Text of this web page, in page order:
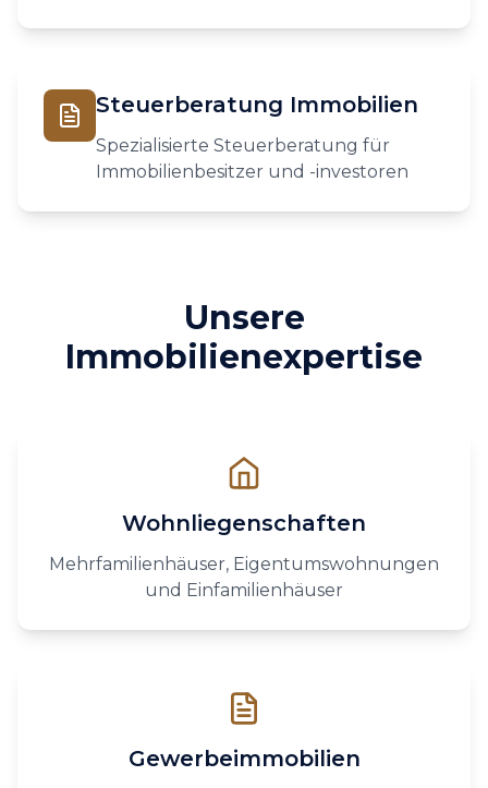
Steuerberatung Immobilien
Spezialisierte Steuerberatung für
Immobilienbesitzer und -investoren
Unsere
Immobilienexpertise
Wohnliegenschaften
Mehrfamilienhäuser, Eigentumswohnungen
und Einfamilienhäuser
Gewerbeimmobilien